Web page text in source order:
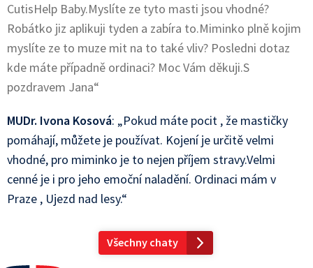
CutisHelp Baby.Myslíte ze tyto masti jsou vhodné?
Robátko jiz aplikuji tyden a zabíra to.Miminko plně kojim
myslíte ze to muze mit na to také vliv? Posledni dotaz
kde máte případně ordinaci? Moc Vám děkuji.S
pozdravem Jana“
MUDr. Ivona Kosová: „Pokud máte pocit , že mastičky
pomáhají, můžete je používat. Kojení je určitě velmi
vhodné, pro miminko je to nejen příjem stravy.Velmi
cenné je i pro jeho emoční naladění. Ordinaci mám v
Praze , Ujezd nad lesy.“
Všechny chaty